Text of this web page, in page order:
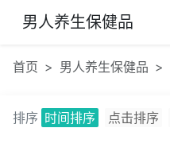
男人养生保健品
首页 男人养生保健品
排序 时间排序 点击排序